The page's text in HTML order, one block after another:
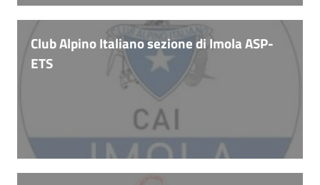
Club Alpino Italiano sezione di Imola ASP-
ETS